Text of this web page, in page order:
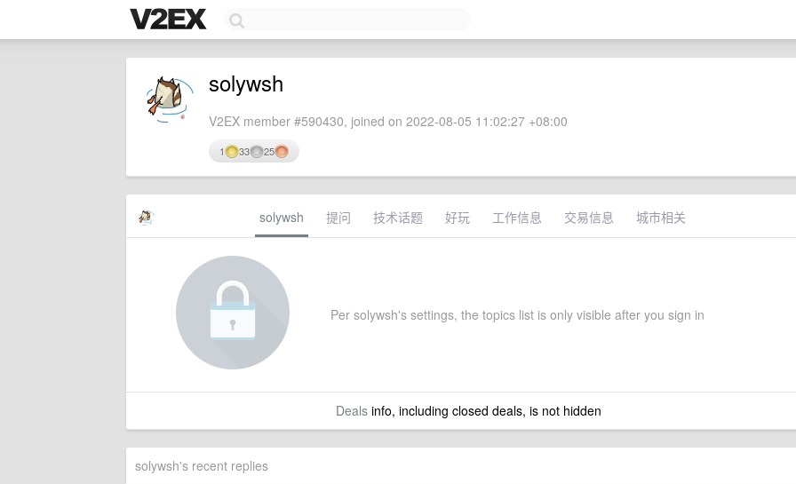
solywsh
V2EX member #590430, joined on 2022-08-05 11:02:27 +08:00
1 33 25
solywsh 提问 技术话题 好玩 工作信息 交易信息 城市相关
Per solywsh's settings, the topics list is only visible after you sign in
Dealsinfo, including closed deals, is not hidden
solywsh's recent replies